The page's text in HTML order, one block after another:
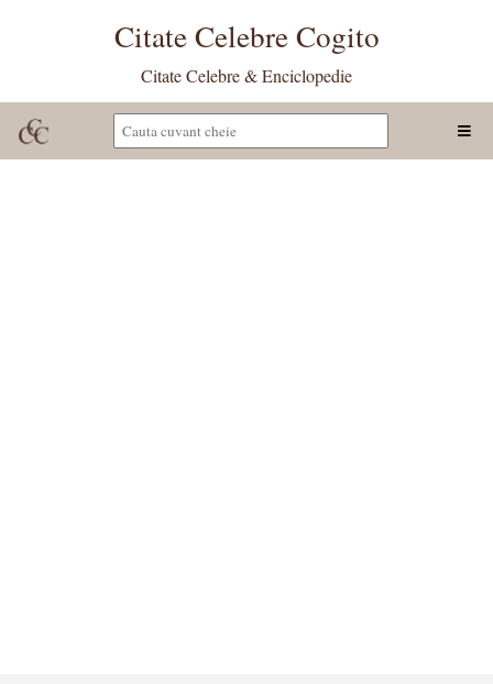
Citate Celebre Cogito
Citate Celebre & Enciclopedie